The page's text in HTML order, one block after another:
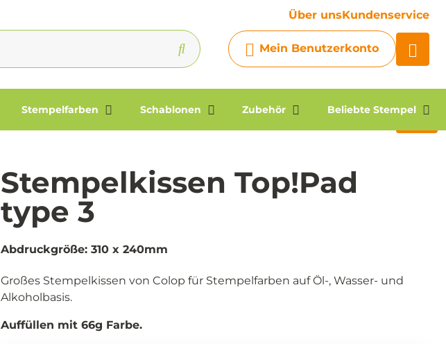
Über unsKundenservice
Mein Benutzerkonto
Stempelfarben Schablonen Zubehör Beliebte Stempel
Chatbot
Chatten Sie 24/7 mit unserem
hilfreichen Chatbot
Kontakt
Stempelkissen Top!Pad
type 3
Abdruckgröße: 310 x 240mm
Großes Stempelkissen von Colop für Stempelfarben auf Öl-, Wasser- und
Alkoholbasis.
Auffüllen mit 66g Farbe.